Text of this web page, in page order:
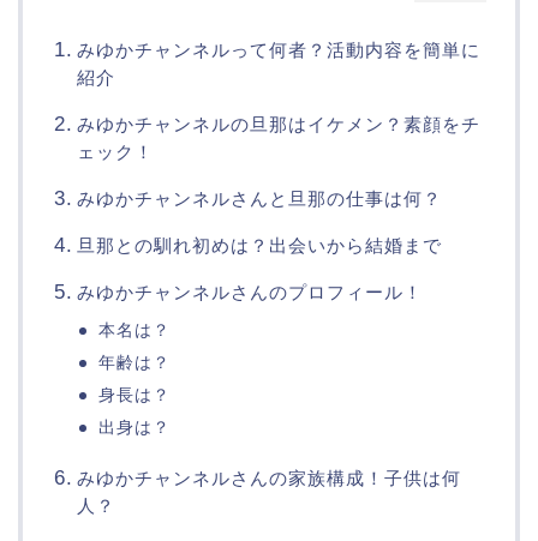
みゆかチャンネルって何者？活動内容を簡単に
紹介
みゆかチャンネルの旦那はイケメン？素顔をチ
ェック！
みゆかチャンネルさんと旦那の仕事は何？
旦那との馴れ初めは？出会いから結婚まで
みゆかチャンネルさんのプロフィール！
本名は？
年齢は？
身長は？
出身は？
みゆかチャンネルさんの家族構成！子供は何
人？